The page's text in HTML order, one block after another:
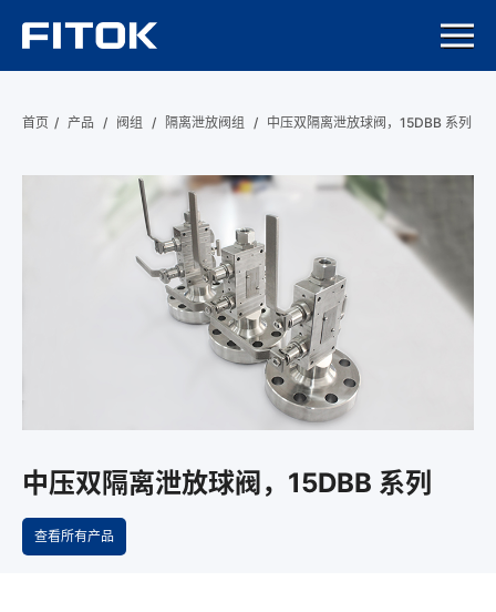
首页 / 产品 / 阀组 / 隔离泄放阀组 / 中压双隔离泄放球阀，15DBB 系列
中压双隔离泄放球阀，15DBB 系列
查看所有产品